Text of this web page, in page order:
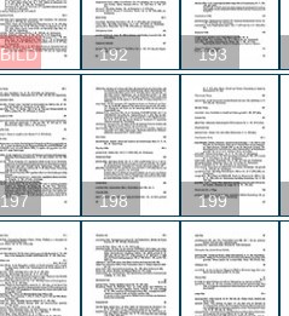
BILD 192 193
197 198 199